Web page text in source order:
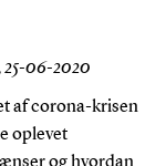
25-06-2020
af corona-krisen
oplevet
og hvordan